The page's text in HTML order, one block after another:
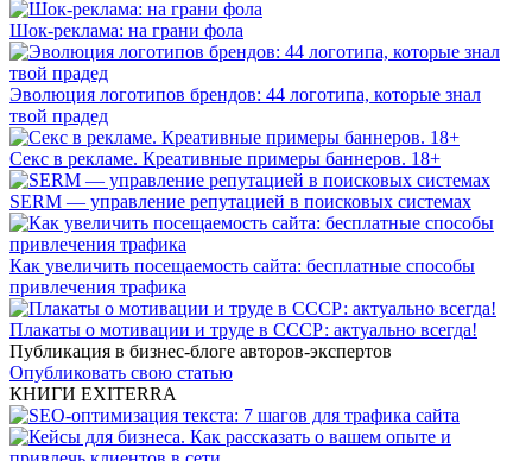
Шок-реклама: на грани фола
Эволюция логотипов брендов: 44 логотипа, которые знал
твой прадед
Секс в рекламе. Креативные примеры баннеров. 18+
SERM — управление репутацией в поисковых системах
Как увеличить посещаемость сайта: бесплатные способы
привлечения трафика
Плакаты о мотивации и труде в СССР: актуально всегда!
Публикация в бизнес-блоге авторов-экспертов
Опубликовать свою статью
КНИГИ EXITERRA